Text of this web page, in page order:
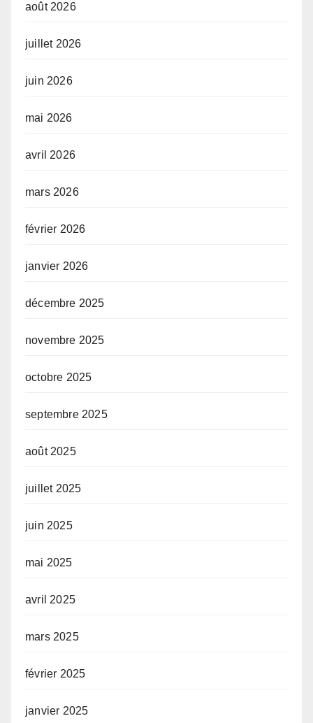
août 2026
juillet 2026
juin 2026
mai 2026
avril 2026
mars 2026
février 2026
janvier 2026
décembre 2025
novembre 2025
octobre 2025
septembre 2025
août 2025
juillet 2025
juin 2025
mai 2025
avril 2025
mars 2025
février 2025
janvier 2025